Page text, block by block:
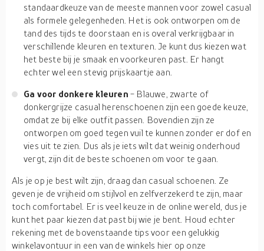
standaardkeuze van de meeste mannen voor zowel casual
als formele gelegenheden. Het is ook ontworpen om de
tand des tijds te doorstaan en is overal verkrijgbaar in
verschillende kleuren en texturen. Je kunt dus kiezen wat
het beste bij je smaak en voorkeuren past. Er hangt
echter wel een stevig prijskaartje aan.
Ga voor donkere kleuren - Blauwe, zwarte of
donkergrijze casual herenschoenen zijn een goede keuze,
omdat ze bij elke outfit passen. Bovendien zijn ze
ontworpen om goed tegen vuil te kunnen zonder er dof en
vies uit te zien. Dus als je iets wilt dat weinig onderhoud
vergt, zijn dit de beste schoenen om voor te gaan.
Als je op je best wilt zijn, draag dan casual schoenen. Ze
geven je de vrijheid om stijlvol en zelfverzekerd te zijn, maar
toch comfortabel. Er is veel keuze in de online wereld, dus je
kunt het paar kiezen dat past bij wie je bent. Houd echter
rekening met de bovenstaande tips voor een gelukkig
winkelavontuur in een van de winkels hier op onze